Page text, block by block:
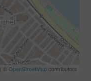
| ©OpenStreetMapcontributors